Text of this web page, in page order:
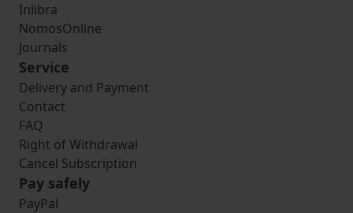
Inlibra
NomosOnline
Journals
Service
Delivery and Payment
Contact
FAQ
Right of Withdrawal
Cancel Subscription
Pay safely
PayPal